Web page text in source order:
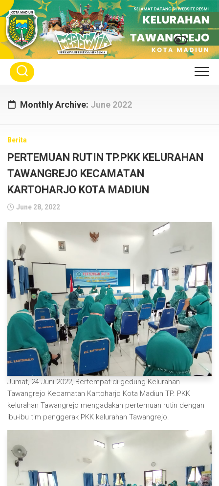
Skip
to
content
Monthly Archive: June 2022
Berita
PERTEMUAN RUTIN TP.PKK KELURAHAN
TAWANGREJO KECAMATAN
KARTOHARJO KOTA MADIUN
June 28, 2022
Jumat, 24 Juni 2022, Bertempat di gedung Kelurahan
Tawangrejo Kecamatan Kartoharjo Kota Madiun TP. PKK
kelurahan Tawangrejo mengadakan pertemuan rutin dengan
ibu-ibu tim penggerak PKK kelurahan Tawangrejo.